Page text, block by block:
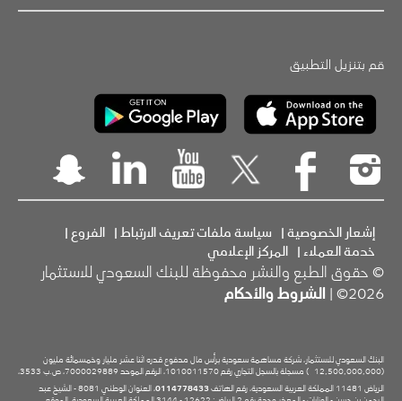
قم بتنزيل التطبيق
إشعار الخصوصية| سياسة ملفات تعريف الارتباط| الفروع|
خدمة العملاء| المركز الإعلامي
© حقوق الطبع والنشر محفوظة للبنك السعودي للاستثمار
2026© |
الشروط والأحكام
البنك السعودي للاستثمار، شركة مساهمة سعودية برأس مال مدفوع قدره اثنا عشر مليار وخمسمائة مليون
) مسجلة بالسجل التجاري رقم 1010011570، الرقم الموحد 7000029889، ص.ب 3533،
الرياض 11481 المملكة العربية السعودية، رقم الهاتف
0114778433
، العنوان الوطني 8081 - الشيخ عبد